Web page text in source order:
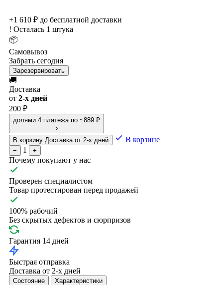
+1 610 ₽ до бесплатной доставки
! Осталась 1 штука
📦
Самовывоз
Забрать сегодня
Зарезервировать
🚚
Доставка
от 2-х дней
200 ₽
долями 4 платежа по ~889 ₽
›
В корзину Доставка от 2-х дней В корзине
− 1 +
Почему покупают у нас
Проверен специалистом
Товар протестирован перед продажей
100% рабочий
Без скрытых дефектов и сюрпризов
Гарантия 14 дней
Быстрая отправка
Доставка от 2-х дней
Состояние Характеристики